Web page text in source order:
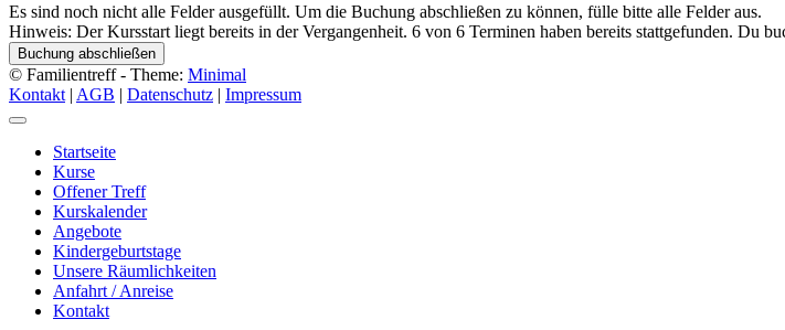
Es sind noch nicht alle Felder ausgefüllt. Um die Buchung abschließen zu können, fülle bitte alle Felder aus.
Hinweis: Der Kursstart liegt bereits in der Vergangenheit. 6 von 6 Terminen haben bereits stattgefunden. Du
Buchung abschließen
© Familientreff - Theme: Minimal
Kontakt | AGB | Datenschutz | Impressum
Startseite
Kurse
Offener Treff
Kurskalender
Angebote
Kindergeburtstage
Unsere Räumlichkeiten
Anfahrt / Anreise
Kontakt